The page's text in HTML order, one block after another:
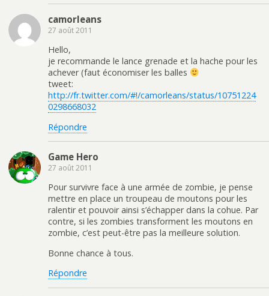
camorleans
27 août 2011
Hello,
je recommande le lance grenade et la hache pour les
achever (faut économiser les balles
tweet:
http://fr.twitter.com/#!/camorleans/status/10751224
0298668032
Répondre
Game Hero
27 août 2011
Pour survivre face à une armée de zombie, je pense
mettre en place un troupeau de moutons pour les
ralentir et pouvoir ainsi s’échapper dans la cohue. Par
contre, si les zombies transforment les moutons en
zombie, c’est peut-être pas la meilleure solution.
Bonne chance à tous.
Répondre